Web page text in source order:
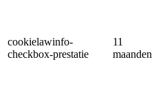
cookielawinfo-
checkbox-prestatie
11
maanden